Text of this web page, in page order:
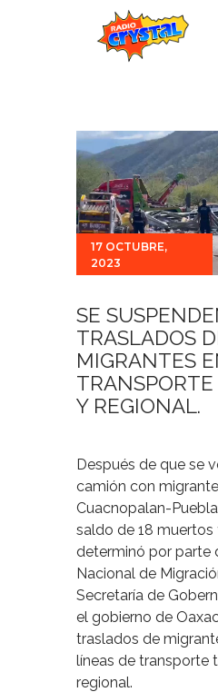
Estaciones
Eventos
Promociones
Noticias
Para ti
17 OCTUBRE,
2023
SE
TRASLADOS
MIGRANTES
Y REGIONAL.
Después de que se
camión con
Cuacnopalan-
saldo de 18 muertos
determinó por parte
Nacional de
Secretaría de
el gobierno de
traslados de
líneas de transporte
regional.